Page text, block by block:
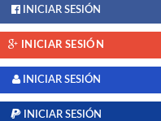
INICIAR SESIÓN
INICIAR SESIÓN
INICIAR SESIÓN
INICIAR SESIÓN